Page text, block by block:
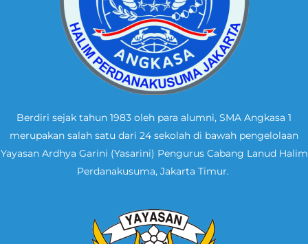
Berdiri sejak tahun 1983 oleh para alumni, SMA Angkasa 1
merupakan salah satu dari 24 sekolah di bawah pengelolaan
Yayasan Ardhya Garini (Yasarini) Pengurus Cabang Lanud Halim
Perdanakusuma, Jakarta Timur.